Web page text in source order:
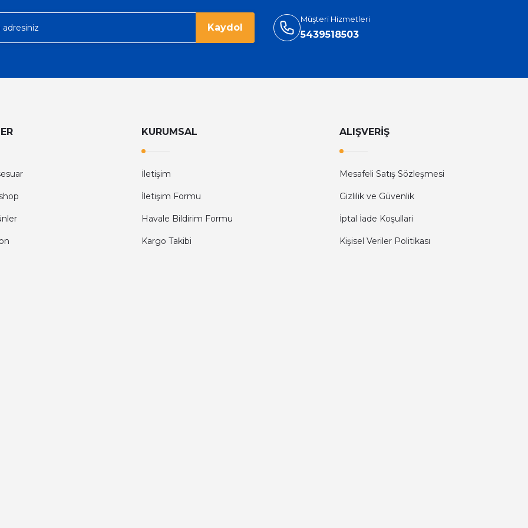
Kaydol
Müşteri Hizmetleri
5439518503
KURUMSAL
İletişim
İletişim Formu
Havale Bildirim Formu
Kargo Takibi
ALIŞVERİŞ
Mesafeli Satış Sözleşmesi
Gizlilik ve Güvenlik
İptal İade Koşullari
Kişisel Veriler Politikası